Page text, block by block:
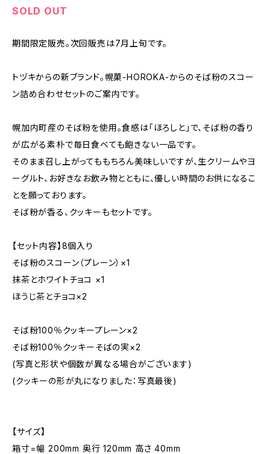
SOLD OUT
期間限定販売。次回販売は7月上旬です。
トヅキからの新ブランド。幌菓-HOROKA-からのそば粉のスコー
ン詰め合わせセットのご案内です。
幌加内町産のそば粉を使用。食感は「ほろしと」で、そば粉の香り
が広がる素朴で毎日食べても飽きない一品です。
そのまま召し上がってももちろん美味しいですが、生クリームやヨ
ーグルト、お好きなお飲み物とともに、優しい時間のお供になるこ
とを願っております。
そば粉が香る、クッキーもセットです。
【セット内容】8個入り
そば粉のスコーン（プレーン）×1
抹茶とホワイトチョコ ×1
ほうじ茶とチョコ×2
そば粉100％クッキープレーン×2
そば粉100％クッキーそばの実×2
(写真と形状や個数が異なる場合がございます)
(クッキーの形が丸になりました：写真最後)
【サイズ】
箱寸=幅 200mm 奥行 120mm 高さ 40mm